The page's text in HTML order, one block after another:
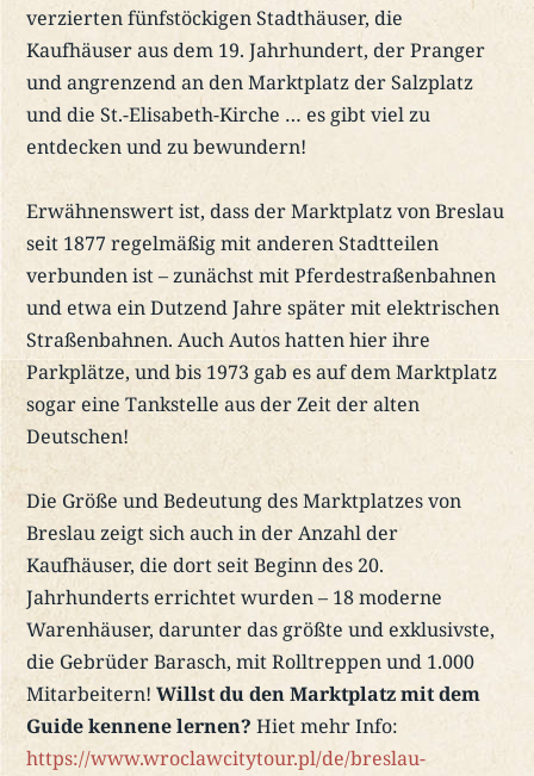
verzierten fünfstöckigen Stadthäuser, die
Kaufhäuser aus dem 19. Jahrhundert, der Pranger
und angrenzend an den Marktplatz der Salzplatz
und die St.-Elisabeth-Kirche … es gibt viel zu
entdecken und zu bewundern!
Erwähnenswert ist, dass der Marktplatz von Breslau
seit 1877 regelmäßig mit anderen Stadtteilen
verbunden ist – zunächst mit Pferdestraßenbahnen
und etwa ein Dutzend Jahre später mit elektrischen
Straßenbahnen. Auch Autos hatten hier ihre
Parkplätze, und bis 1973 gab es auf dem Marktplatz
sogar eine Tankstelle aus der Zeit der alten
Deutschen!
Die Größe und Bedeutung des Marktplatzes von
Breslau zeigt sich auch in der Anzahl der
Kaufhäuser, die dort seit Beginn des 20.
Jahrhunderts errichtet wurden – 18 moderne
Warenhäuser, darunter das größte und exklusivste,
die Gebrüder Barasch, mit Rolltreppen und 1.000
Mitarbeitern!Willst du den Marktplatz mit dem
Guide kennene lernen? Hiet mehr Info:
https://www.wroclawcitytour.pl/de/breslau-